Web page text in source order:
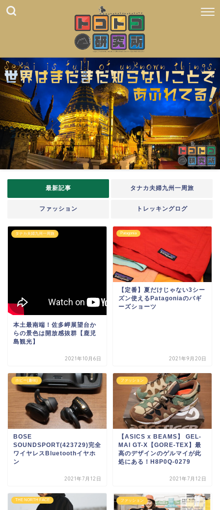
最新記事 タナカ夫婦九州一周旅
ファッション トレッキングログ
タナカ夫婦九州一周旅
本土最南端！佐多岬展望台か
らの景色は開放感抜群【鹿児
島観光】
2021年10月6日
Patagonia
【定番】夏だけじゃない3シー
ズン使えるPatagoniaのバギ
ーズショーツ
2021年9月20日
ホビー(趣味)
BOSE
SOUNDSPORT(423729)完全
ワイヤレスBluetoothイヤホ
ン
2021年7月12日
ファッション
【ASICS x BEAMS】 GEL-
MAI GT-X【GORE-TEX】最
高のデザインのゲルマイが此
処にある！H8P0Q-0279
2021年7月12日
THE NORTH FACE ファッション